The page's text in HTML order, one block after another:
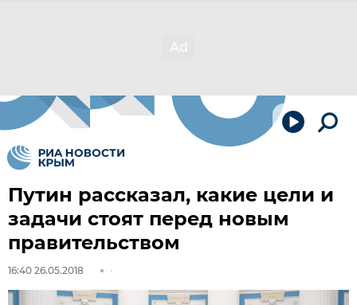
Путин рассказал, какие цели и
задачи стоят перед новым
правительством
16:40 26.05.2018